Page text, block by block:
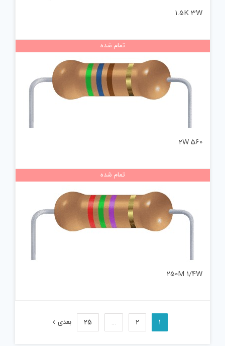
1.5K 3W
تمام شده
560 2W
تمام شده
250M 1/4W
1
2
…
25 بعدی